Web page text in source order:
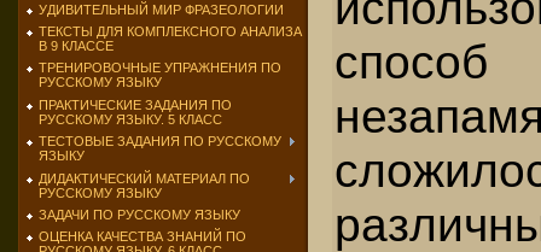
УДИВИТЕЛЬНЫЙ МИР ФРАЗЕОЛОГИИ
ТЕКСТЫ ДЛЯ КОМПЛЕКСНОГО АНАЛИЗА
В 9 КЛАССЕ
ТРЕНИРОВОЧНЫЕ УПРАЖНЕНИЯ ПО
РУССКОМУ ЯЗЫКУ
ПРАКТИЧЕСКИЕ ЗАДАНИЯ ПО
РУССКОМУ ЯЗЫКУ. 5 КЛАСС
ТЕСТОВЫЕ ЗАДАНИЯ ПО РУССКОМУ
ЯЗЫКУ
ДИДАКТИЧЕСКИЙ МАТЕРИАЛ ПО
РУССКОМУ ЯЗЫКУ
ЗАДАЧИ ПО РУССКОМУ ЯЗЫКУ
ОЦЕНКА КАЧЕСТВА ЗНАНИЙ ПО